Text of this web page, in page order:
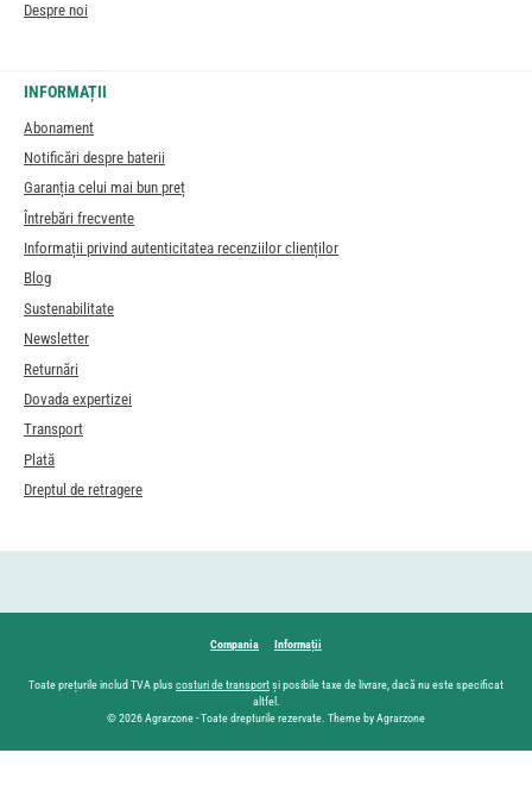
Despre noi
INFORMAȚII
Abonament
Notificări despre baterii
Garanția celui mai bun preț
Întrebări frecvente
Informații privind autenticitatea recenziilor clienților
Blog
Sustenabilitate
Newsletter
Returnări
Dovada expertizei
Transport
Plată
Dreptul de retragere
Compania Informații
Toate prețurile includ TVA plus costuri de transportși posibile taxe de livrare, dacă nu este specificat
altfel.
© 2026 Agrarzone - Toate drepturile rezervate. Theme by Agrarzone